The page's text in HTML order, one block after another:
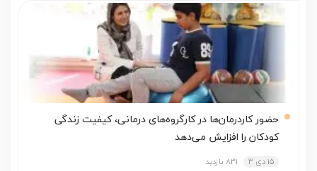
حضور کاردرمان‌ها در کارگروه‌های درمانی، کیفیت زندگی
کودکان را افزایش می‌دهد
15 دی 3 831 بازدید